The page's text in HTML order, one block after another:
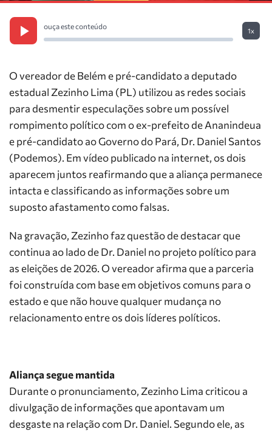
ouça este conteúdo
1x
O vereador de Belém e pré-candidato a deputado
estadual Zezinho Lima (PL) utilizou as redes sociais
para desmentir especulações sobre um possível
rompimento político com o ex-prefeito de Ananindeua
e pré-candidato ao Governo do Pará, Dr. Daniel Santos
(Podemos). Em vídeo publicado na internet, os dois
aparecem juntos reafirmando que a aliança permanece
intacta e classificando as informações sobre um
suposto afastamento como falsas.
Na gravação, Zezinho faz questão de destacar que
continua ao lado de Dr. Daniel no projeto político para
as eleições de 2026. O vereador afirma que a parceria
foi construída com base em objetivos comuns para o
estado e que não houve qualquer mudança no
relacionamento entre os dois líderes políticos.
Aliança segue mantida
Durante o pronunciamento, Zezinho Lima criticou a
divulgação de informações que apontavam um
desgaste na relação com Dr. Daniel. Segundo ele, as